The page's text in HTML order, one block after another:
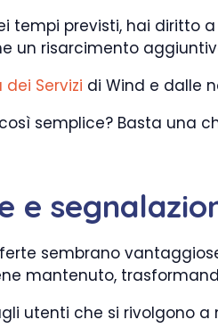
tempi previsti, hai diritto
un risarcimento
dei Servizi di Wind e dalle
semplice? Basta una
e
sembrano
mantenuto,
utenti che si rivolgono a